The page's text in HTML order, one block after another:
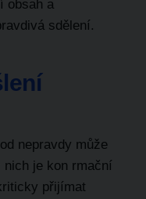
obsah a
sdělení.
nepravdy může
je kon rmační
přijímat